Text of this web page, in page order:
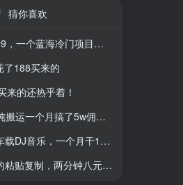
猜你喜欢
门项目，在小红书上卖人事虚拟资料
了188买来的
来的还热乎着！
月搞了5w佣金，小白也能操作
音乐，一个月干100W+利润
分钟八元钱，无限做，执行就有收入